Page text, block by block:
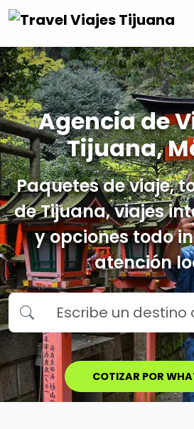
Agencia de
Tijuana,
Paquetes de viaje,
de Tijuana, viajes
y opciones todo
atención
COTIZAR POR